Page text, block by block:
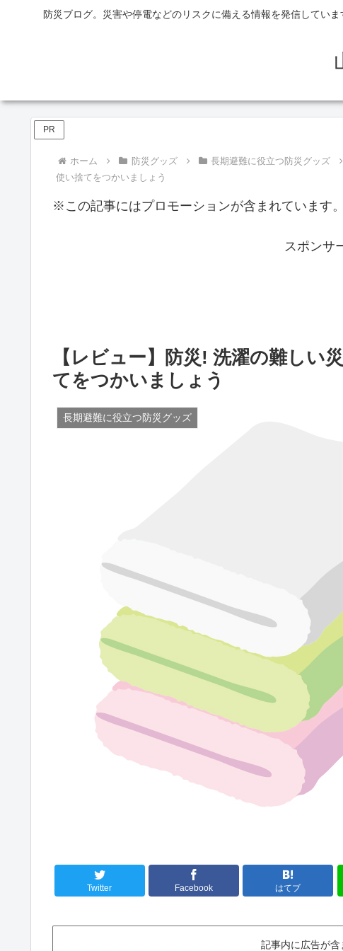
防災ブログ。災害や停電などのリスクに備える情報を発信してい
ホーム 防災グッズ 長期避難に役立つ防災グッズ
使い捨てをつかいましょう
PR
※この記事にはプロモーションが含まれています。
スポンサ
【レビュー】防災! 洗濯の難しい
てをつかいましょう
長期避難に役立つ防災グッズ
Twitter Facebook はてブ
記事内に広告が含